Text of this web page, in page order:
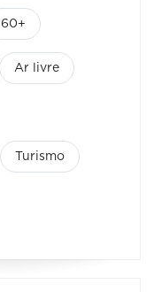
60+
Ar livre
Turismo